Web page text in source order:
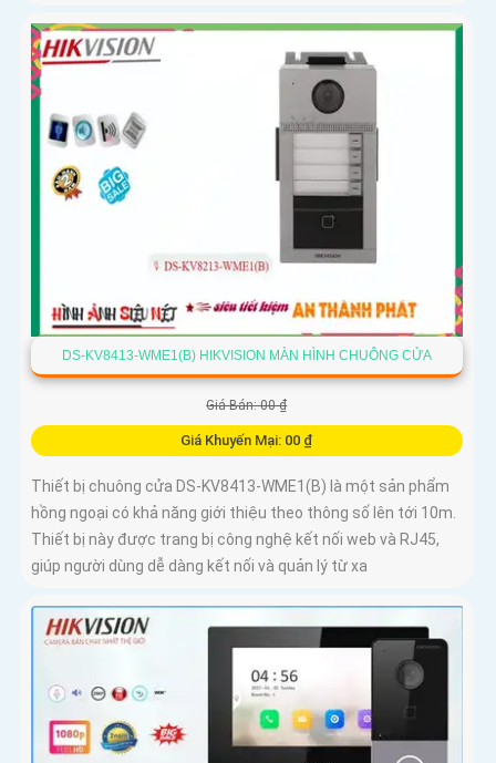
DS-KV8413-WME1(B) HIKVISION MÀN HÌNH CHUÔNG CỬA
Giá Bán: 00 ₫
Giá Khuyến Mại: 00 ₫
Thiết bị chuông cửa DS-KV8413-WME1(B) là một sản phẩm
hồng ngoại có khả năng giới thiệu theo thông số lên tới 10m.
Thiết bị này được trang bị công nghệ kết nối web và RJ45,
giúp người dùng dễ dàng kết nối và quản lý từ xa